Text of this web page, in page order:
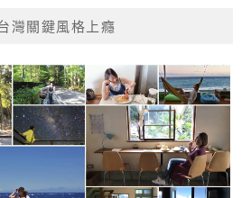
灣關鍵風格上癮